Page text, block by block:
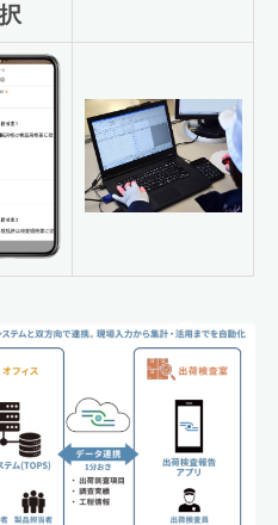
択